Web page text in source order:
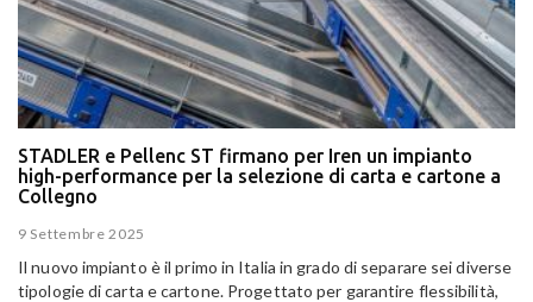
STADLER e Pellenc ST firmano per Iren un impianto
high-performance per la selezione di carta e cartone a
Collegno
9 Settembre 2025
Il nuovo impianto è il primo in Italia in grado di separare sei diverse
tipologie di carta e cartone. Progettato per garantire flessibilità,